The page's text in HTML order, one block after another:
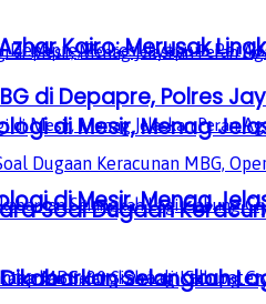
di Mesir, Menag
Selangkah
Kairo: Merusak
di Mesir, Menag
di Depapre, Polres
Soal Dugaan